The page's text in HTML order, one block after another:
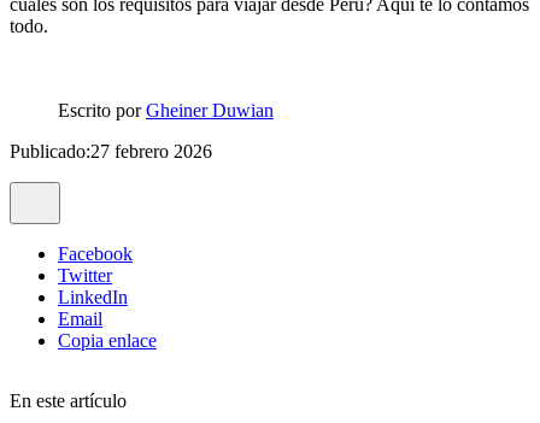
cuáles son los requisitos para viajar desde Perú? Aquí te lo contamos
todo.
Escrito porGheiner Duwian
Publicado:27 febrero 2026
Facebook
Twitter
LinkedIn
Email
Copia enlace
En este artículo